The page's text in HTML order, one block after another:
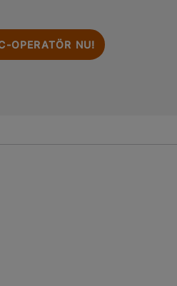
OPERATÖR NU!